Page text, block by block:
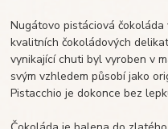
Nugátovo pistáciová
kvalitních čokoládových
vynikající chuti byl vyroben v
svým vzhledem působí jako
Pistacchio je dokonce bez